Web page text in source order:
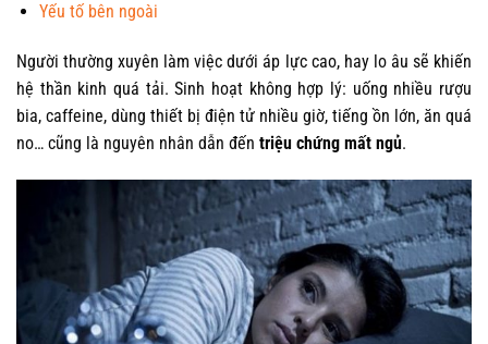
Yếu tố bên ngoài
Người thường xuyên làm việc dưới áp lực cao, hay lo âu sẽ khiến
hệ thần kinh quá tải. Sinh hoạt không hợp lý: uống nhiều rượu
bia, caffeine, dùng thiết bị điện tử nhiều giờ, tiếng ồn lớn, ăn quá
no… cũng là nguyên nhân dẫn đến triệu chứng mất ngủ.